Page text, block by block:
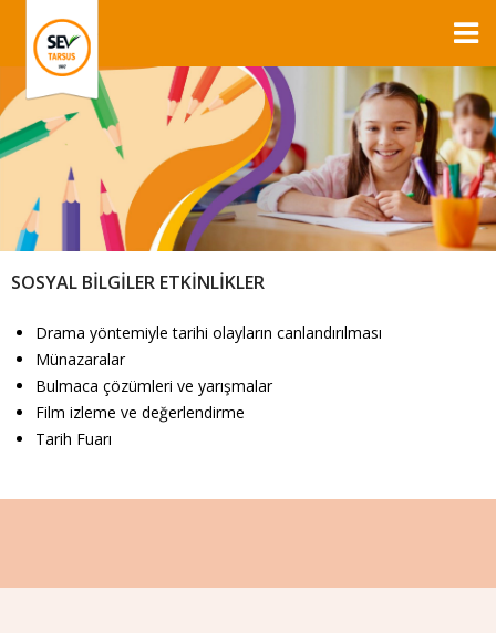
SOSYAL BİLGİLER ETKİNLİKLER
Drama yöntemiyle tarihi olayların canlandırılması
Münazaralar
Bulmaca çözümleri ve yarışmalar
Film izleme ve değerlendirme
Tarih Fuarı